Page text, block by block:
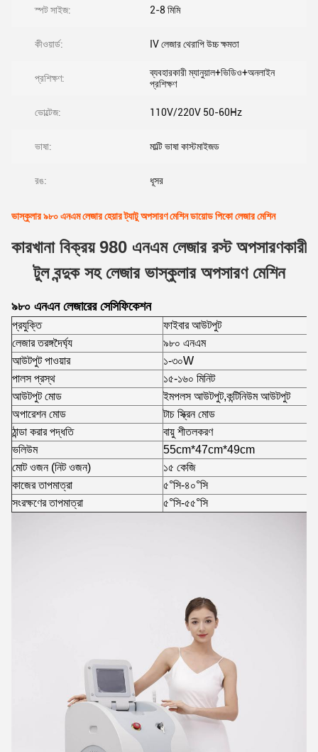
স্পট সাইজ: 2-8 মিমি
কীওয়ার্ড: IV লেজার থেরাপি উচ্চ ক্ষমতা
প্রশিক্ষণ:
ব্যবহারকারী ম্যানুয়াল+ভিডিও+অনলাইন
প্রশিক্ষণ
ভোল্টেজ: 110V/220V 50-60Hz
ভাষা: মাল্টি ভাষা কাস্টমাইজড
রঙ: ধূসর
ভাস্কুলার ৯৮০ এনএম লেজার হেয়ার ট্যাটু অপসারণ মেশিন ডায়োড পিকো লেজার মেশিন
কারখানা বিক্রয় 980 এনএম লেজার রস্ট অপসারণকারী
টুল বন্দুক সহ লেজার ভাস্কুলার অপসারণ মেশিন
৯৮০ এনএন লেজারের সেসিফিকেশন
প্রযুক্তি
ফাইবার আউটপুট
লেজার তরঙ্গদৈর্ঘ্য
৯৮০ এনএম
আউটপুট পাওয়ার
১-৩০W
পালস প্রস্থ
১৫-১৬০ মিনিট
আউটপুট মোড
ইমপলস আউটপুট,কন্টিনিউম আউটপুট
অপারেশন মোড
টাচ স্ক্রিন মোড
ঠান্ডা করার পদ্ধতি
বায়ু শীতলকরণ
ভলিউম
55cm*47cm*49cm
মোট ওজন (নিট ওজন)
১৫ কেজি
কাজের তাপমাত্রা
৫°সি-৪০°সি
সংরক্ষণের তাপমাত্রা
৫°সি-৫৫°সি